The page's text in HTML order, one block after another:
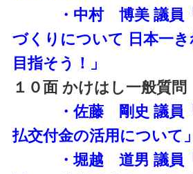
・中村 博美 議員「
づくりについて 日本一
目指そう！」
１０面 かけはし一般質問
・佐藤 剛史 議員
払交付金の活用について」
・堀越 道男 議員「